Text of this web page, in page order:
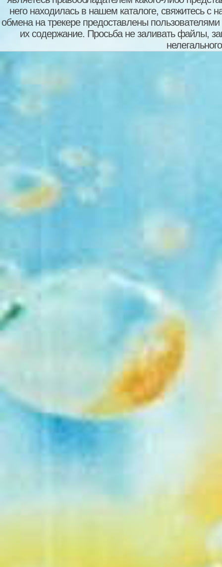
него находилась в нашем каталоге, свяжитесь
обмена на трекере предоставлены пользователями
их содержание. Просьба не заливать файлы,